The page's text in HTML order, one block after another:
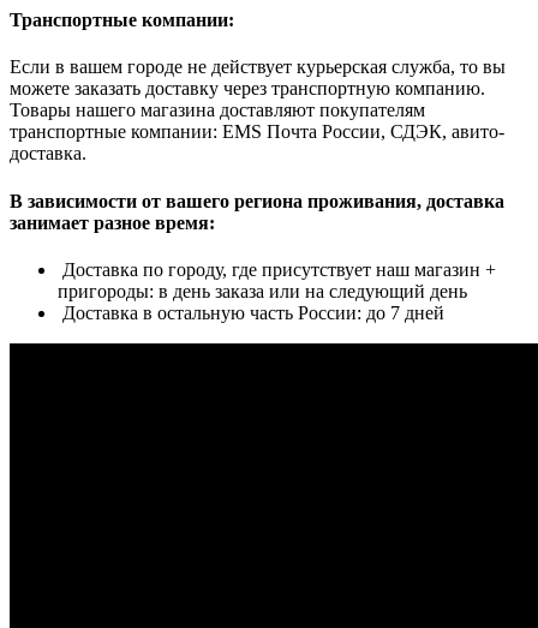
Транспортные компании:
Если в вашем городе не действует курьерская служба, то вы
можете заказать доставку через транспортную компанию.
Товары нашего магазина доставляют покупателям
транспортные компании: EMS Почта России, СДЭК, авито-
доставка.
В зависимости от вашего региона проживания, доставка
занимает разное время:
Доставка по городу, где присутствует наш магазин +
пригороды: в день заказа или на следующий день
Доставка в остальную часть России: до 7 дней